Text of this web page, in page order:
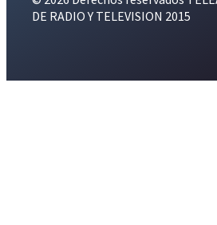
DE RADIO Y TELEVISION 2015